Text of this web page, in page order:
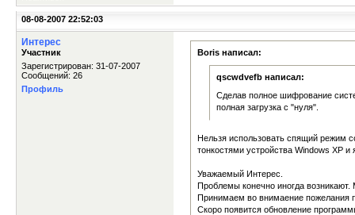
08-08-2007 22:52:03
Интерес
Участник
Зарегистрирован: 31-07-2007
Сообщений: 26
Профиль
Boris написал:
qscwdvefb написал:
Сделав полное шифрование
полная загрузка с "нуля".
Нельзя использовать спящий режим
тонкостями устройства Windows XP
Уважаемый Интерес.
Проблемы конечно иногда
Принимаем во внимаение пожелания
Скоро появится обновление